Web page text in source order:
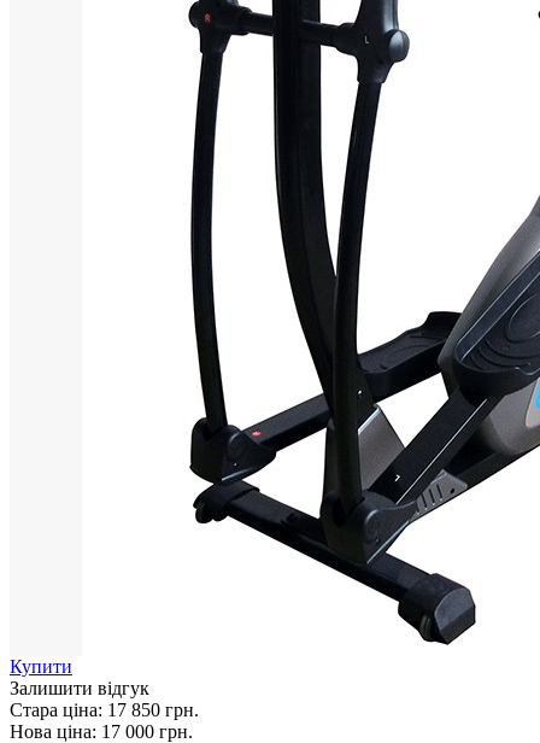
Купити
Залишити відгук
Стара ціна: 17 850 грн.
Нова ціна: 17 000 грн.